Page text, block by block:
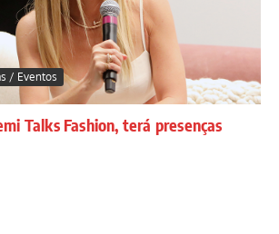
/ Eventos
Talks Fashion, terá presenças